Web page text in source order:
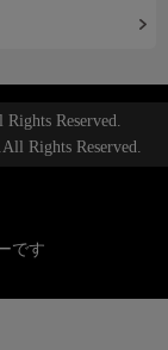
Reserved.
Rights Reserved.
です